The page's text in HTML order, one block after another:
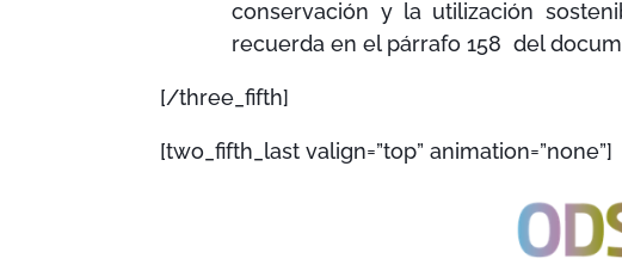
conservación y la utilización
recuerda en el párrafo 158 del
[/three_fifth]
[two_fifth_last valign=”top” animation=”none”]